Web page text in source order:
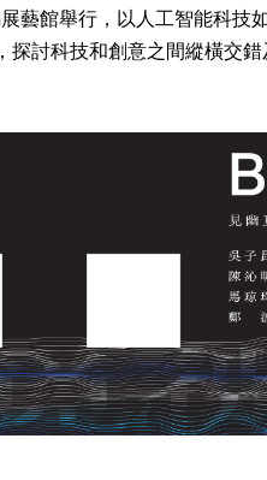
藝館舉行，以人工智能科技
討科技和創意之間縱橫交錯